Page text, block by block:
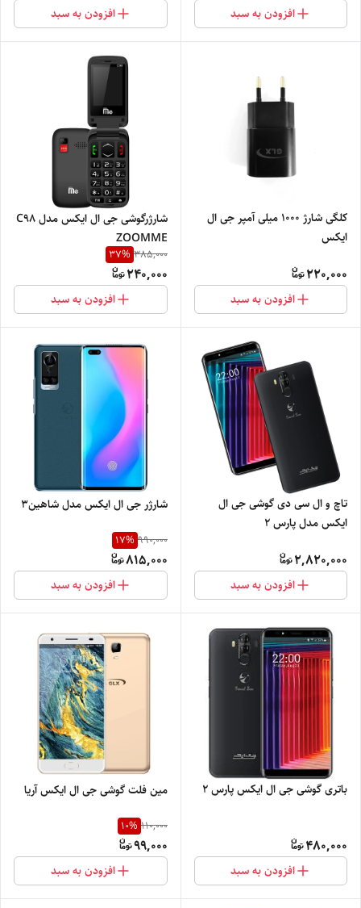
افزودن به سبد افزودن به سبد
کلگی شارژ 1000 میلی آمپر جی ال
ایکس
220,000
افزودن به سبد
شارژرگوشی جی ال ایکس مدل C98
ZOOMME
385,000
37%
240,000
افزودن به سبد
تاچ و ال سی دی گوشی جی ال
ایکس مدل پارس ۲
2,820,000
افزودن به سبد
شارژر جی ال ایکس مدل شاهین3
990,000
17%
815,000
افزودن به سبد
باتری گوشی جی ال ایکس پارس ۲
480,000
افزودن به سبد
مین فلت گوشی جی ال ایکس آریا
110,000
10%
99,000
افزودن به سبد